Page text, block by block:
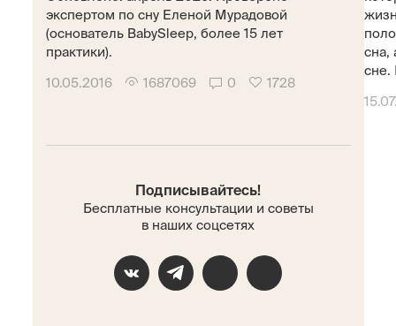
экспертом по сну Еленой Мурадовой
(основатель BabySleep, более 15 лет
практики).
10.05.2016 1687069 0 1728
сна,
сне.
Подписывайтесь!
Бесплатные консультации и советы
в наших соцсетях